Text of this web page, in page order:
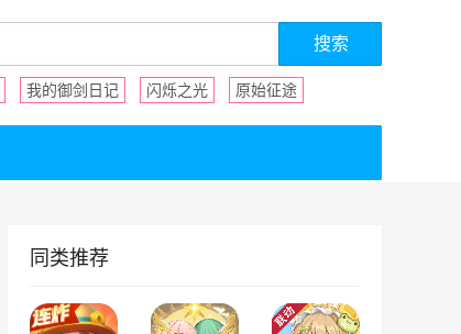
我的御剑日记 闪烁之光 原始征途
同类推荐